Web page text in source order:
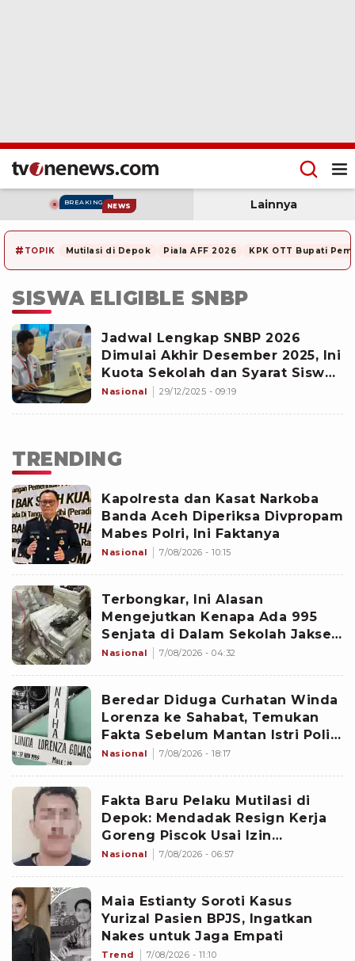
BREAKING NEWS Lainnya
# TOPIK Mutilasi di Depok Piala AFF 2026 KPK OTT Bupati
SISWA ELIGIBLE SNBP
Jadwal Lengkap SNBP 2026
Dimulai Akhir Desember 2025, Ini
Kuota Sekolah dan Syarat Siswa
Eligible
Nasional 29/12/2025 - 09:19
TRENDING
Kapolresta dan Kasat Narkoba
Banda Aceh Diperiksa Divpropam
Mabes Polri, Ini Faktanya
Nasional 7/08/2026 - 10:15
Terbongkar, Ini Alasan
Mengejutkan Kenapa Ada 995
Senjata di Dalam Sekolah Jaksel
Sejak 2020
Nasional 7/08/2026 - 04:32
Beredar Diduga Curhatan Winda
Lorenza ke Sahabat, Temukan
Fakta Sebelum Mantan Istri Polisi
di Medan Tewas
Nasional 7/08/2026 - 18:17
Fakta Baru Pelaku Mutilasi di
Depok: Mendadak Resign Kerja
Goreng Piscok Usai Izin
Interview di Mal
Nasional 7/08/2026 - 06:57
Maia Estianty Soroti Kasus
Yurizal Pasien BPJS, Ingatkan
Nakes untuk Jaga Empati
Trend 7/08/2026 - 11:10